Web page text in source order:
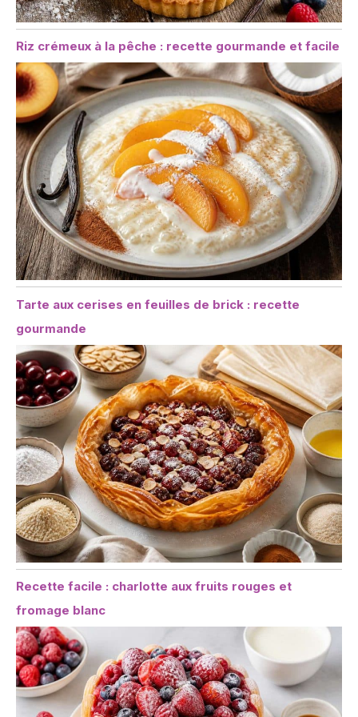
Riz crémeux à la pêche : recette gourmande et facile
Tarte aux cerises en feuilles de brick : recette
gourmande
Recette facile : charlotte aux fruits rouges et
fromage blanc